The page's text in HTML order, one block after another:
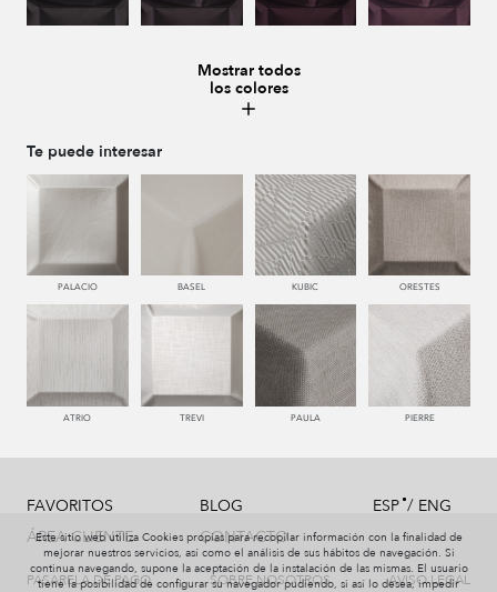
120 CALABAZA
663 CALDERA 557 AZALEA
667 BORGOÑA 669 BURDEOS 447 MENTA
Mostrar todos
los colores
Te puede interesar
PALACIO BASEL KUBIC ORESTES
ATRIO TREVI PAULA PIERRE
FAVORITOS
ÁREA CLIENTE
BLOG
CONTACTO
ESP/ ENG
PASARELA DE PAGO SOBRE NOSOTROS AVISO LEGAL
Este sitio web utiliza Cookies propias para recopilar información con la finalidad de
mejorar nuestros servicios, así como el análisis de sus hábitos de navegación. Si
continua navegando, supone la aceptación de la instalación de las mismas. El usuario
tiene la posibilidad de configurar su navegador pudiendo, si así lo desea, impedir